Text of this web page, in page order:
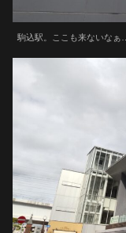
駒込駅。ここも来ないなぁ…